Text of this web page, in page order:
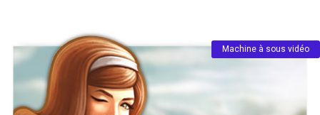
Machine à sous vidéo